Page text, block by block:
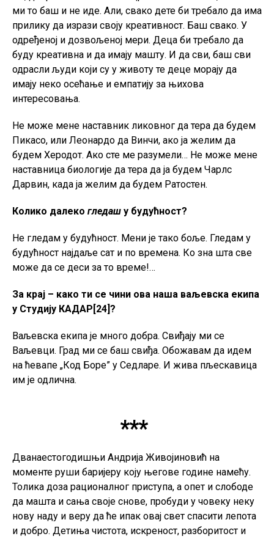
ми то баш и не иде. Али, свако дете би требало да има
прилику да изрази своју креативност. Баш свако. У
одређеној и дозвољеној мери. Деца би требало да
буду креативна и да имају машту. И да сви, баш сви
одрасли људи који су у животу те деце морају да
имају неко осећање и емпатију за њихова
интересовања.
Не може мене наставник ликовног да тера да будем
Пикасо, или Леонардо да Винчи, ако ја желим да
будем Херодот. Ако сте ме разумели… Не може мене
наставница биологије да тера да ја будем Чарлс
Дарвин, када ја желим да будем Ратостен.
Колико далеко гледаш у будућност?
Не гледам у будућност. Мени је тако боље. Гледам у
будућност најдаље сат и по времена. Ко зна шта све
може да се деси за то време!…
За крај – како ти се чини ова наша ваљевска екипа
у Студију КАДАР[24]?
Ваљевска екипа је много добра. Свиђају ми се
Ваљевци. Град ми се баш свиђа. Обожавам да идем
на ћевапе „Код Боре” у Седларе. И жива пљескавица
им је одлична.
***
Дванаестогодишњи Андрија Живојиновић на
моменте руши баријеру коју његове године намећу.
Толика доза рационалног приступа, а опет и слободе
да машта и сања своје снове, пробуди у човеку неку
нову наду и веру да ће ипак овај свет спасити лепота
и добро. Детиња чистота, искреност, разборитост и